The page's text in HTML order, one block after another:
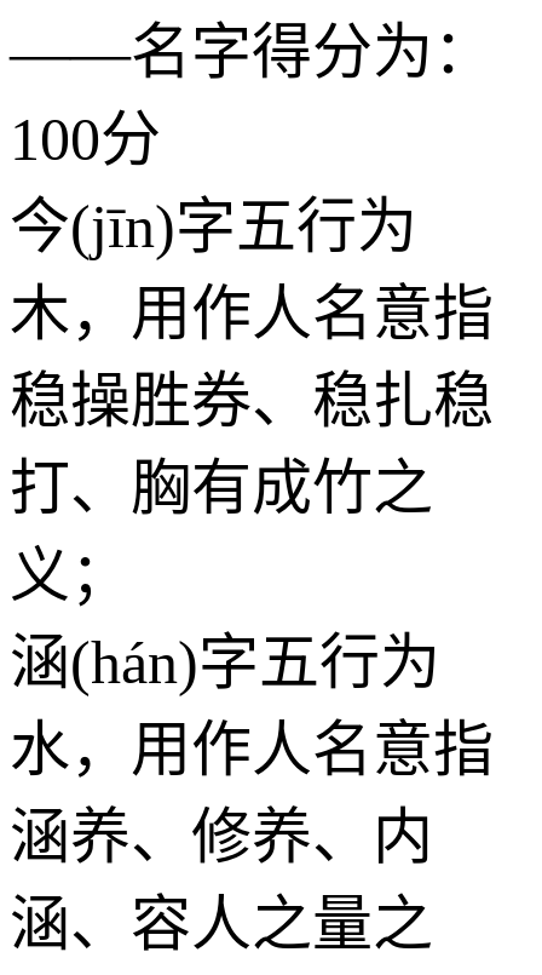
——名字得分为：
100分
今(jīn)字五行为
木，用作人名意指
稳操胜券、稳扎稳
打、胸有成竹之
义；
涵(hán)字五行为
水，用作人名意指
涵养、修养、内
涵、容人之量之